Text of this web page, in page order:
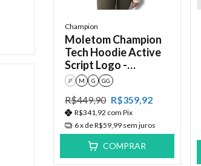
Champion
Moletom Champion
Tech Hoodie Active
Script Logo -
Feminino -
Autum/Bege
P M G GG
R$449,90 R$359,92
R$341,92 com Pix
6x deR$59,99 sem juros
COMPRAR